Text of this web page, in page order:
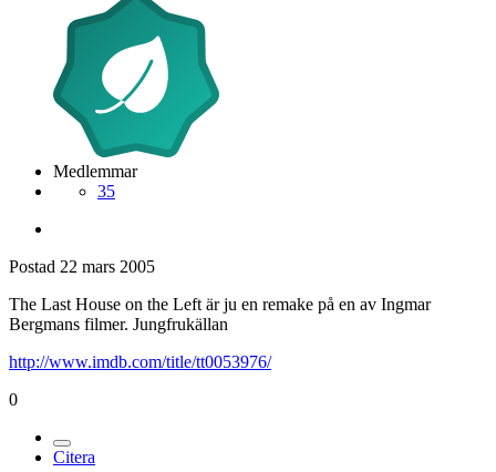
Medlemmar
35
Postad 22 mars 2005
The Last House on the Left är ju en remake på en av Ingmar
Bergmans filmer. Jungfrukällan
http://www.imdb.com/title/tt0053976/
0
Citera